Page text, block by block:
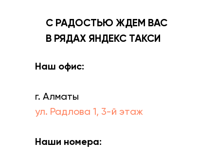
С РАДОСТЬЮ ЖДЕМ ВАС
В РЯДАХ ЯНДЕКС ТАКСИ
Наш офис:
г. Алматы
ул. Радлова 1, 3-й этаж
Наши номера: